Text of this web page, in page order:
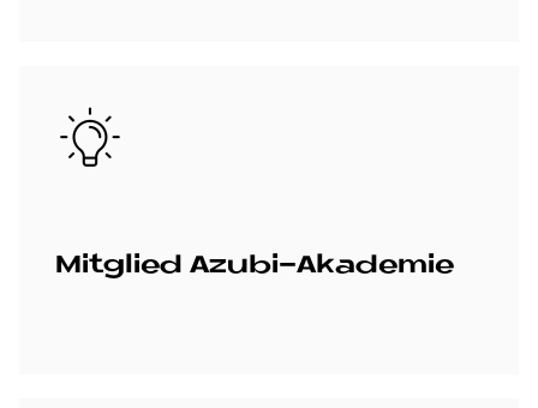
Bild
Mit­glied Azu­bi-Aka­de­mie